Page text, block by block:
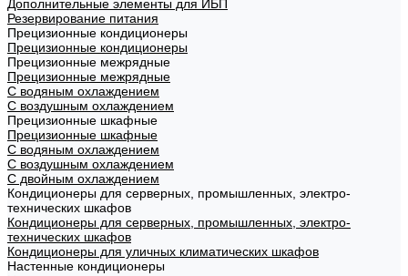
Дополнительные элементы для ИБП
Резервирование питания
Прецизионные кондиционеры
Прецизионные кондиционеры
Прецизионные межрядные
Прецизионные межрядные
С водяным охлаждением
С воздушным охлаждением
Прецизионные шкафные
Прецизионные шкафные
С водяным охлаждением
С воздушным охлаждением
С двойным охлаждением
Кондиционеры для серверных, промышленных, электро-
технических шкафов
Кондиционеры для серверных, промышленных, электро-
технических шкафов
Кондиционеры для уличных климатических шкафов
Настенные кондиционеры